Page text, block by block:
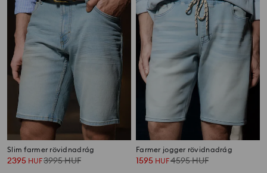
Slim farmer rövidnadrág
2395 HUF3995HUF
Farmer jogger rövidnadrág
1595 HUF4595HUF